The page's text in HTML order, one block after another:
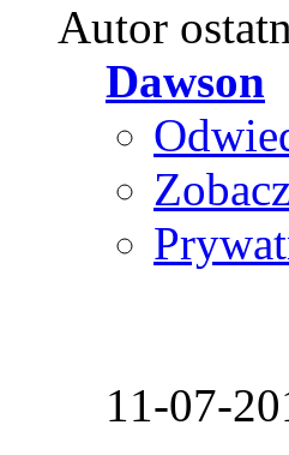
Autor
Dawson
11-07-